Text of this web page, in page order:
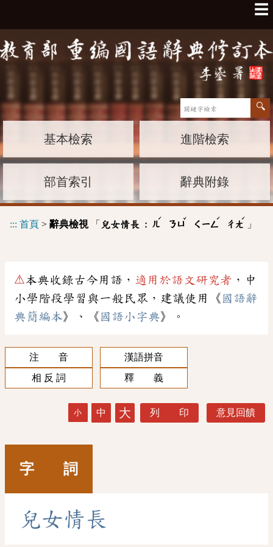
☰
基本檢索 進階檢索
部首索引 辭典附錄
::: 首頁 > 辭典檢視「 兒女情長 : ㄦ
ˊ
ㄋㄩ
ˇ
ㄑㄧㄥ
ˊ
ㄔㄤ
ˊ
」
⚠本典收錄古今用語， 適用於語文研究者 ，中
小學階段學習與一般民眾，建議使用《 國語辭
典簡編本》、《 國語小字典》。
注 音
漢語拼音
相 反 詞
釋 義
小 中 大 列 印 意見回饋
字 詞
兒女情長